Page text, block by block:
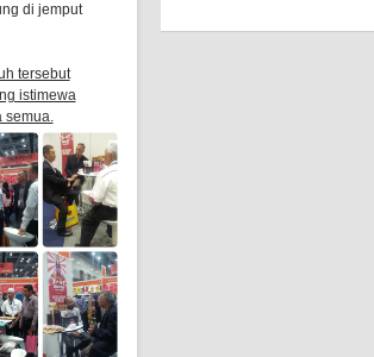
di jemput
tersebut
istimewa
semua.